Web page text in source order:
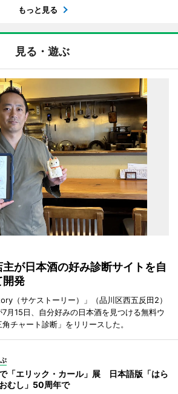
もっと見る
見る・遊ぶ
が日本酒の好み診断サイトを自
発
（サケストーリー）」（品川区西五反田2）
月15日、自分好みの日本酒を見つける無料ウ
チャート診断」をリリースした。
「エリック・カール」展 日本語版「はら
むし」50周年で